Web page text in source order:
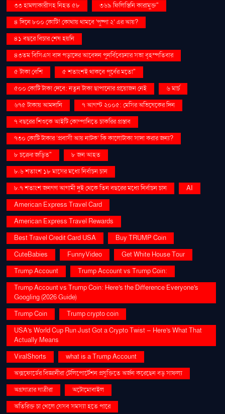
৩৩ হামলাকারীসহ নিহত ৫৮
৩৬৯ ফিলিস্তিনি কারামুক্ত"
৪ দিনে ৮০০ কোটি! কোথায় থামবে 'পুষ্পা ২' এর আয়?
৪১ বছরে বিচার শেষ হয়নি
৪৩তম বিসিএস বাদ পড়াদের আবেদন পুনর্বিবেচনার সভা বৃহস্পতিবার
৫ টাকা বেশি
৫ শতাংশই থাকবে পূর্বের মতো"
৫০০ কোটি টাকা দেবে: নতুন টাকা ছাপানোর প্রয়োজন নেই
৬ মার্চ
৬৭৫ টাকায় আমদানি
৭ আগস্ট ২০০৫: মেসির অভিষেকের দিন
৭ বছরের শিশুকে আইটি কোম্পানিতে চাকরির প্রস্তাব
৭৩০ কোটি টাকার ‘প্রবাসী আয় নাটক’ কি কালোটাকা সাদা করার জন্য?
৮ চক্রের জড়িত"
৮ জন আহত
৮.৬ শতাংশ ১৮ মাসের মধ্যে নির্বাচন চান
৮.৭ শতাংশ জনগণ আগামী দুই থেকে তিন বছরের মধ্যে নির্বাচন চান
AI
American Express Travel Card
American Express Travel Rewards
Best Travel Credit Card USA
Buy TRUMP Coin
CuteBabies
FunnyVideo
Get White House Tour
Trump Account
Trump Account vs Trump Coin:
Trump Account vs Trump Coin: Here's the Difference Everyone's
Googling (2026 Guide)
Trump Coin
Trump crypto coin
USA's World Cup Run Just Got a Crypto Twist — Here's What That
Actually Means
ViralShorts
what is a Trump Account
অক্সফোর্ডের বিজ্ঞানীরা টেলিপোর্টেশন প্রযুক্তিতে অর্জন করেছেন বড় সাফল্য
অগ্রযাত্রার যাত্রীরা
অটোমোবাইল
অতিরিক্ত চা খেলে যেসব সমস্যা হতে পারে